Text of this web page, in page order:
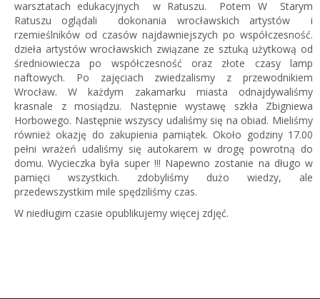
warsztatach edukacyjnych w Ratuszu. Potem W Starym
Ratuszu oglądali dokonania wrocławskich artystów i
rzemieślników od czasów najdawniejszych po współczesność.
dzieła artystów wrocławskich związane ze sztuką użytkową od
średniowiecza po współczesność oraz złote czasy lamp
naftowych. Po zajęciach zwiedzalismy z przewodnikiem
Wrocław. W każdym zakamarku miasta odnajdywaliśmy
krasnale z mosiądzu. Następnie wystawę szkła Zbigniewa
Horbowego. Następnie wszyscy udaliśmy się na obiad. Mieliśmy
również okazję do zakupienia pamiątek. Około godziny 17.00
pełni wrażeń udaliśmy się autokarem w drogę powrotną do
domu. Wycieczka była super !!! Napewno zostanie na długo w
pamięci wszystkich. zdobyliśmy dużo wiedzy, ale
przedewszystkim mile spędziliśmy czas.
W niedługim czasie opublikujemy więcej zdjęć.